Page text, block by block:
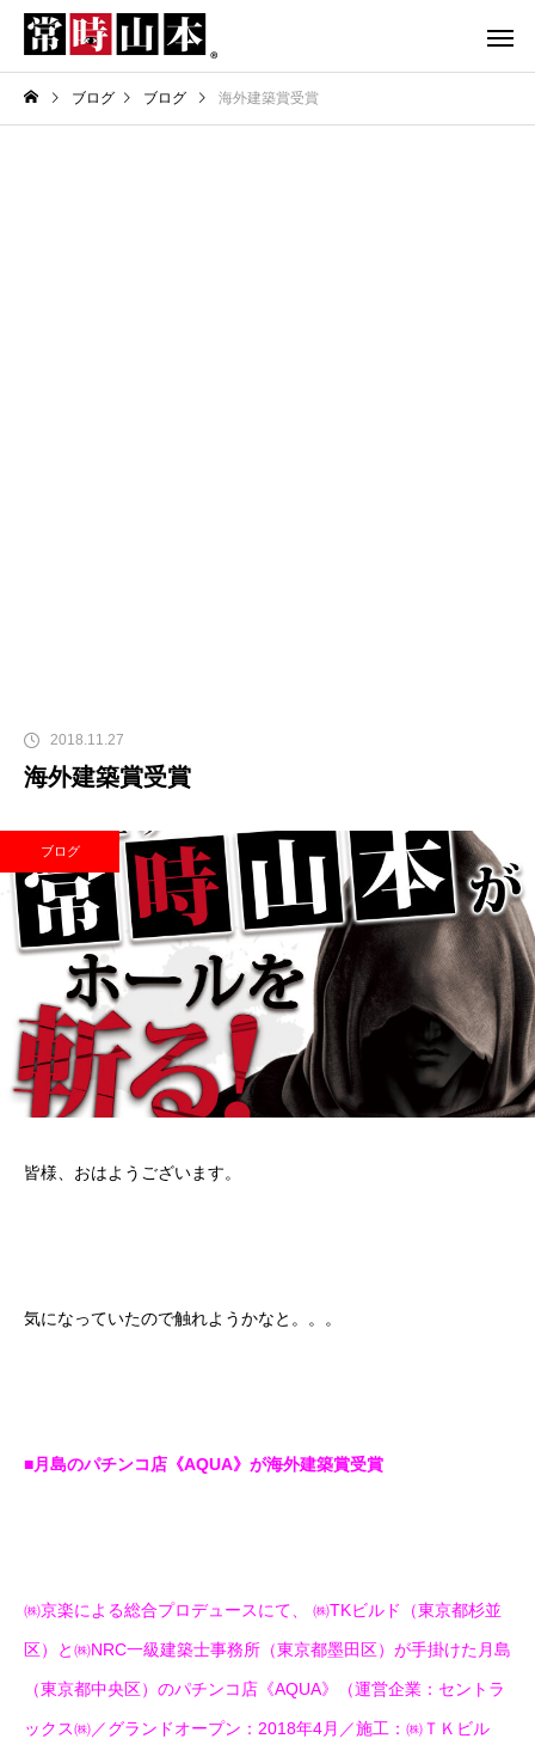
ブログ ブログ 海外建築賞受賞
2018.11.27
海外建築賞受賞
ブログ
皆様、おはようございます。
気になっていたので触れようかなと。。。
■月島のパチンコ店《AQUA》が海外建築賞受賞
㈱京楽による総合プロデュースにて、 ㈱TKビルド（東京都杉並
区）と㈱NRC一級建築士事務所（東京都墨田区）が手掛けた月島
（東京都中央区）のパチンコ店《AQUA》（運営企業：セントラ
ックス㈱／グランドオープン：2018年4月／施工：㈱ＴＫビル